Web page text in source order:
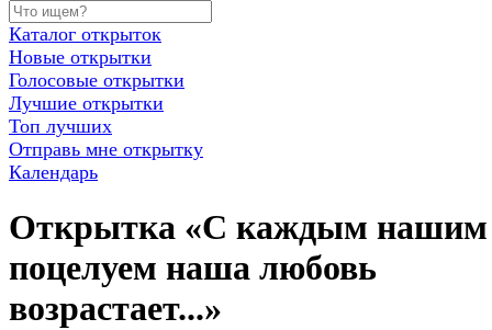
Каталог открыток
Новые открытки
Голосовые открытки
Лучшие открытки
Топ лучших
Отправь мне открытку
Календарь
Открытка «С каждым нашим
поцелуем наша любовь
возрастает...»